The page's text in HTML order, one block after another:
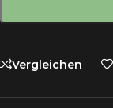
Vergleichen